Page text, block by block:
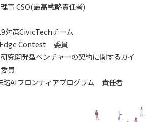
CSO(最高戦略責任者)
対策CivicTechチーム
Edge Contest 委員
究開発型ベンチャーの契約に関するガイ
員
AIフロンティアプログラム 責任者